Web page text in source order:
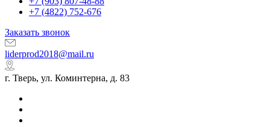
+7 (4822) 752-676
Заказать звонок
liderprod2018@mail.ru
г. Тверь, ул. Коминтерна, д. 83